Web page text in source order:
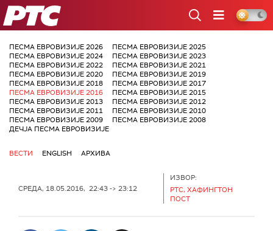
РТС
ПЕСМА ЕВРОВИЗИЈЕ 2026
ПЕСМА ЕВРОВИЗИЈЕ 2025
ПЕСМА ЕВРОВИЗИЈЕ 2024
ПЕСМА ЕВРОВИЗИЈЕ 2023
ПЕСМА ЕВРОВИЗИЈЕ 2022
ПЕСМА ЕВРОВИЗИЈЕ 2021
ПЕСМА ЕВРОВИЗИЈЕ 2020
ПЕСМА ЕВРОВИЗИЈЕ 2019
ПЕСМА ЕВРОВИЗИЈЕ 2018
ПЕСМА ЕВРОВИЗИЈЕ 2017
ПЕСМА ЕВРОВИЗИЈЕ 2016
ПЕСМА ЕВРОВИЗИЈЕ 2015
ПЕСМА ЕВРОВИЗИЈЕ 2013
ПЕСМА ЕВРОВИЗИЈЕ 2012
ПЕСМА ЕВРОВИЗИЈЕ 2011
ПЕСМА ЕВРОВИЗИЈЕ 2010
ПЕСМА ЕВРОВИЗИЈЕ 2009
ПЕСМА ЕВРОВИЗИЈЕ 2008
ДЕЧЈА ПЕСМА ЕВРОВИЗИЈЕ
ВЕСТИ ENGLISH АРХИВА
СРЕДА, 18.05.2016, 22:43 -> 23:12
ИЗВОР:
РТС, ХАФИНГТОН
ПОСТ